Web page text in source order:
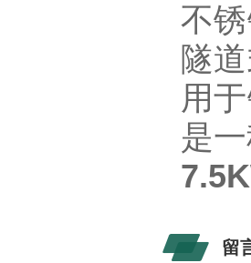
不
隧
用
是
留